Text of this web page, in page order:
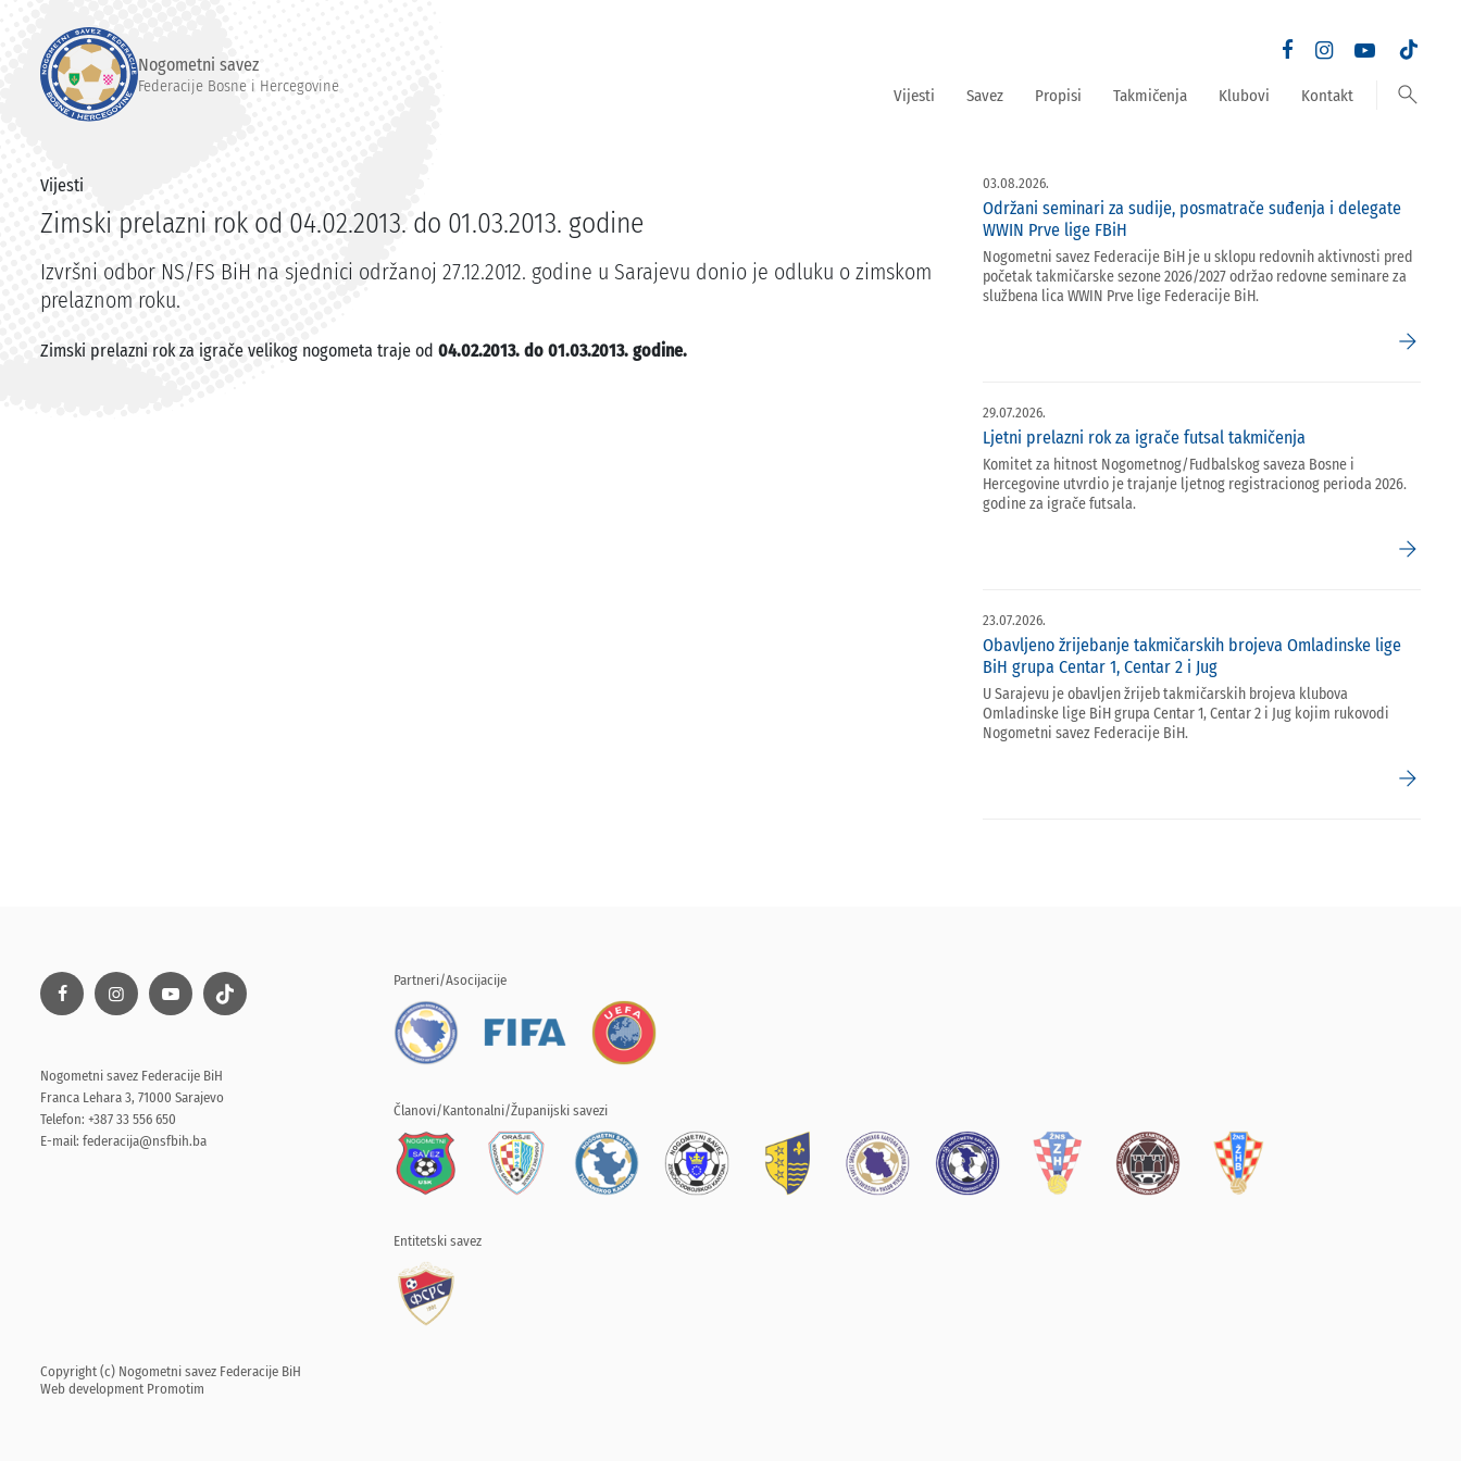
Nogometni savez
Federacije Bosne i Hercegovine Vijesti Savez Propisi Takmičenja Klubovi Kontakt search
Vijesti
Zimski prelazni rok od 04.02.2013. do 01.03.2013. godine
Izvršni odbor NS/FS BiH na sjednici održanoj 27.12.2012. godine u Sarajevu donio je odluku o zimskom
prelaznom roku.
Zimski prelazni rok za igrače velikog nogometa traje od 04.02.2013. do 01.03.2013. godine.
03.08.2026.
Održani seminari za sudije, posmatrače suđenja i delegate
WWIN Prve lige FBiH
Nogometni savez Federacije BiH je u sklopu redovnih aktivnosti pred
početak takmičarske sezone 2026/2027 održao redovne seminare za
službena lica WWIN Prve lige Federacije BiH.
arrow_forward
29.07.2026.
Ljetni prelazni rok za igrače futsal takmičenja
Komitet za hitnost Nogometnog/Fudbalskog saveza Bosne i
Hercegovine utvrdio je trajanje ljetnog registracionog perioda 2026.
godine za igrače futsala.
arrow_forward
23.07.2026.
Obavljeno žrijebanje takmičarskih brojeva Omladinske lige
BiH grupa Centar 1, Centar 2 i Jug
U Sarajevu je obavljen žrijeb takmičarskih brojeva klubova
Omladinske lige BiH grupa Centar 1, Centar 2 i Jug kojim rukovodi
Nogometni savez Federacije BiH.
arrow_forward
Nogometni savez Federacije BiH
Franca Lehara 3, 71000 Sarajevo
Telefon: +387 33 556 650
E-mail: federacija@nsfbih.ba
Partneri/Asocijacije
Članovi/Kantonalni/Županijski savezi
Entitetski savez
Copyright (c) Nogometni savez Federacije BiH
Web development Promotim